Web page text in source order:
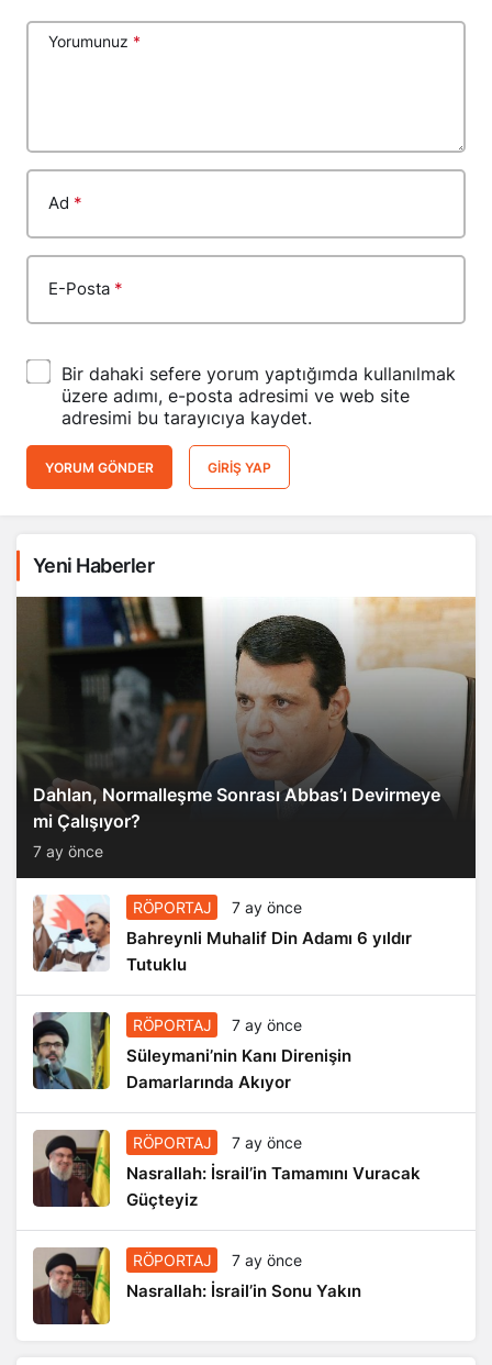
Yorumunuz *
Ad *
E-Posta *
Bir dahaki sefere yorum yaptığımda kullanılmak
üzere adımı, e-posta adresimi ve web site
adresimi bu tarayıcıya kaydet.
YORUM GÖNDER GIRIŞ YAP
Yeni Haberler
Dahlan, Normalleşme Sonrası Abbas’ı Devirmeye
mi Çalışıyor?
7 ay önce
RÖPORTAJ 7 ay önce
Bahreynli Muhalif Din Adamı 6 yıldır
Tutuklu
RÖPORTAJ 7 ay önce
Süleymani’nin Kanı Direnişin
Damarlarında Akıyor
RÖPORTAJ 7 ay önce
Nasrallah: İsrail’in Tamamını Vuracak
Güçteyiz
RÖPORTAJ 7 ay önce
Nasrallah: İsrail’in Sonu Yakın